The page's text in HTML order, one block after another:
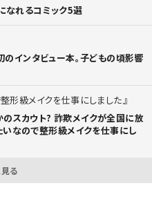
なれるコミック5選
のインタビュー本。子どもの頃影響
形級メイクを仕事にしました
のスカウト? 詐欺メイクが全国に放
いなので整形級メイクを仕事にし
る